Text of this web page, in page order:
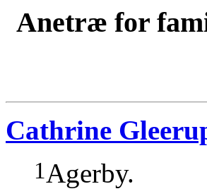
Anetræ for
Cathrine
1Agerby.